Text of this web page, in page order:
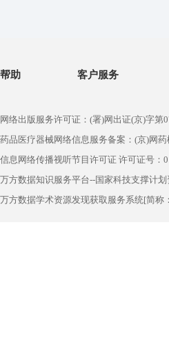
帮助 客户服务
网络出版服务许可证：(署)网出证(京)字第
药品医疗器械网络信息服务备案：(京)网
信息网络传播视听节目许可证 许可证号：
万方数据知识服务平台--国家科技支撑计
万方数据学术资源发现获取服务系统[简称